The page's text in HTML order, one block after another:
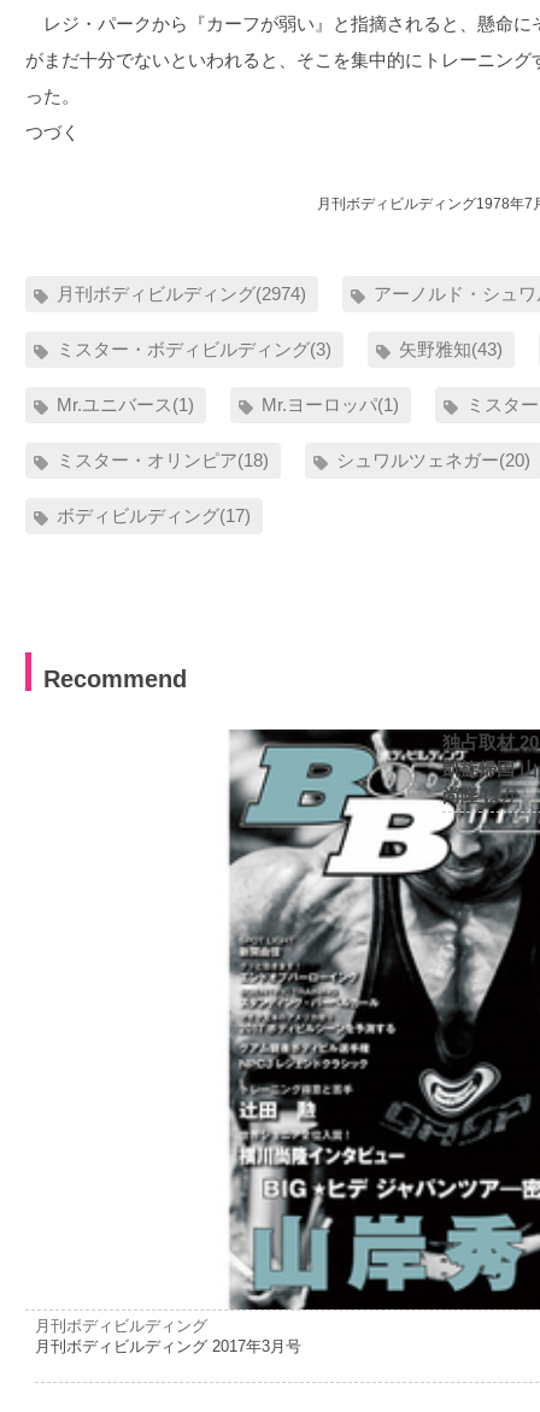
レジ・パークから『カーフが弱い』と指摘されると、懸命に
がまだ十分でないといわれると、そこを集中的にトレーニン
った。
つづく
月刊ボディビルディング1978年7
月刊ボディビルディング(2974) アーノルド・シュ
ミスター・ボディビルディング(3) 矢野雅知(43)
Mr.ユニバース(1) Mr.ヨーロッパ(1) ミスタ
ミスター・オリンピア(18) シュワルツェネガー(20)
ボディビルディング(17)
Recommend
独占取材
凱旋帰国
尚隆 ほか
月刊ボディビルディング
月刊ボディビルディング 2017年3月号